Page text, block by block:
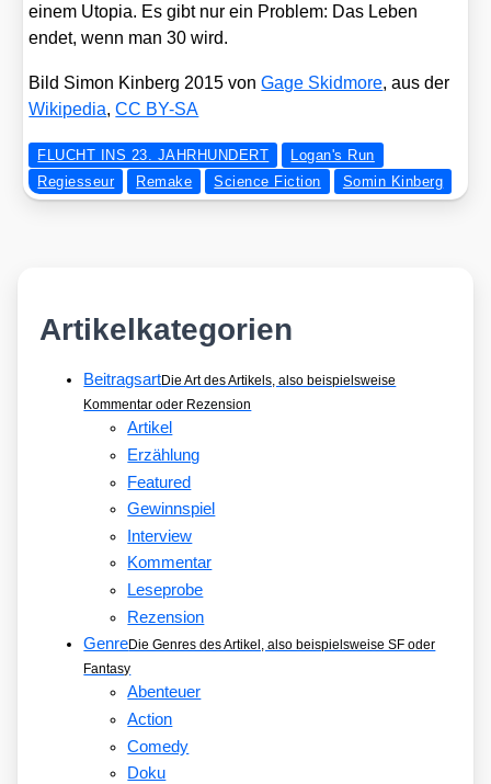
einem Uto­pia. Es gibt nur ein Pro­blem: Das Leben
endet, wenn man 30 wird.
Bild Simon Kin­berg 2015 vonGage Skid­mo­re, aus der
Wiki­pe­dia,CC BY-SA
FLUCHT INS 23. JAHRHUNDERT
Logan's Run
Regiesseur
Remake Science Fiction Somin Kinberg
Artikelkategorien
BeitragsartDie Art des Artikels, also beispielsweise
Kommentar oder Rezension
Artikel
Erzählung
Featured
Gewinnspiel
Interview
Kommentar
Leseprobe
Rezension
GenreDie Genres des Artikel, also beispielsweise SF oder
Fantasy
Abenteuer
Action
Comedy
Doku